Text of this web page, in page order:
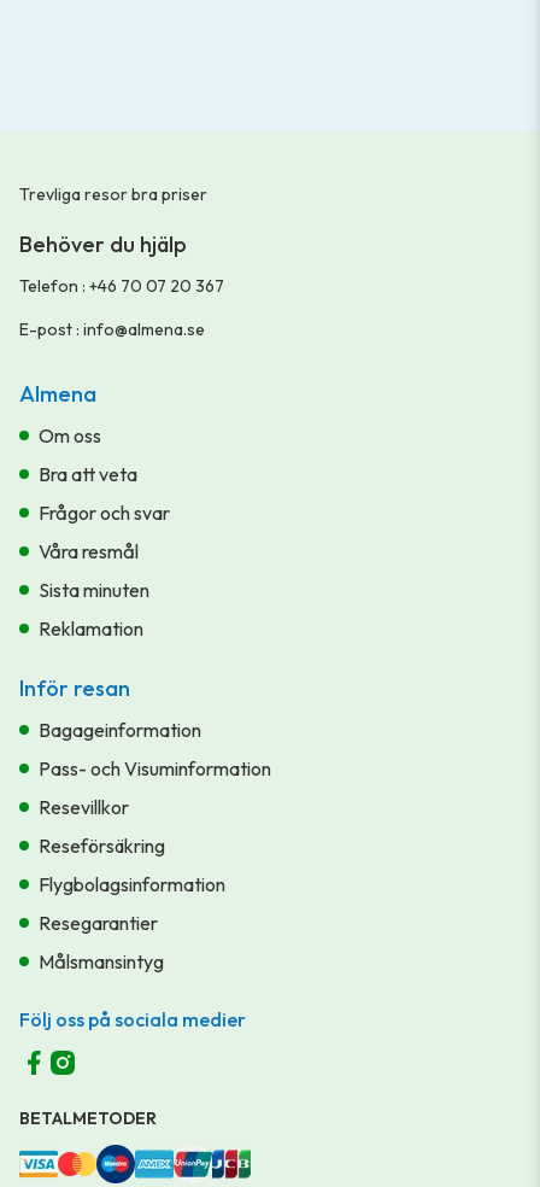
Trevliga resor bra priser
Behöver du hjälp
Telefon : +46 70 07 20 367
E-post : info@almena.se
Almena
Om oss
Bra att veta
Frågor och svar
Våra resmål
Sista minuten
Reklamation
Inför resan
Bagageinformation
Pass- och Visuminformation
Resevillkor
Reseförsäkring
Flygbolagsinformation
Resegarantier
Målsmansintyg
Följ oss på sociala medier
BETALMETODER